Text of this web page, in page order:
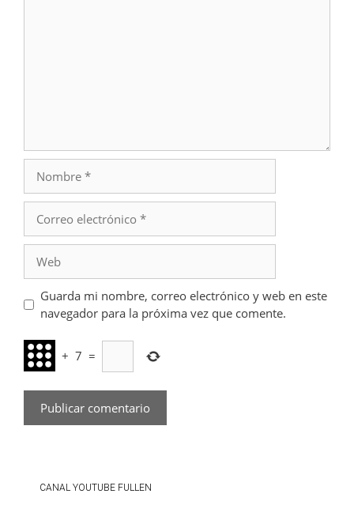
electrónico
Guarda mi nombre, correo electrónico y web en este
navegador para la próxima vez que comente.
+ 7 =
CANAL YOUTUBE FULLEN